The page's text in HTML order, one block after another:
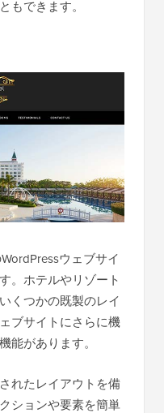
もできます。
ウェブサイ
。ホテルやリゾート
くつかの既製のレイ
ブサイトにさらに機
能があります。
れたレイアウトを備
ションや要素を簡単